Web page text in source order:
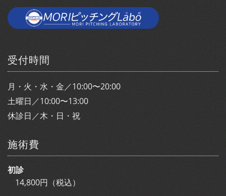
受付時間
月・火・水・金／10:00〜20:00
土曜日／10:00〜13:00
休診日／木・日・祝
施術費
初診
14,800円（税込）